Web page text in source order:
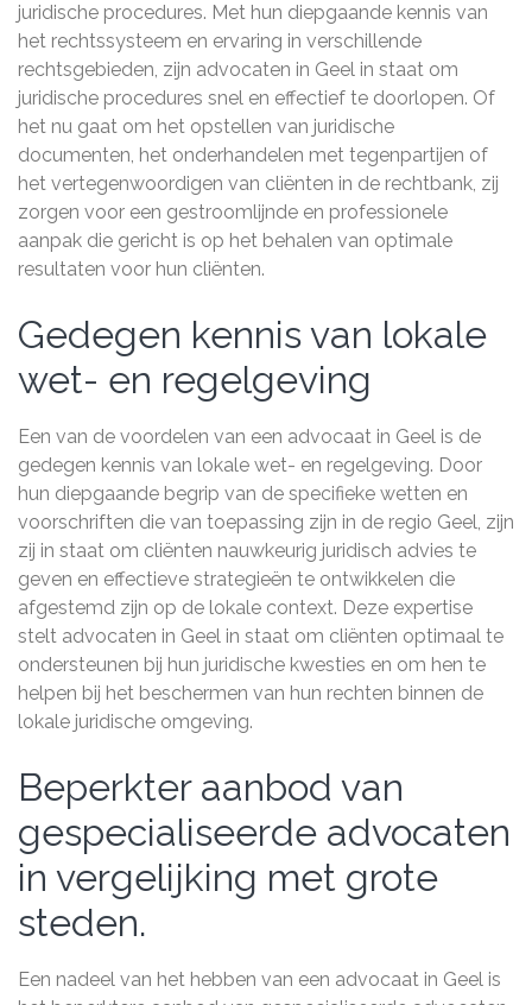
juridische procedures. Met hun diepgaande kennis van
het rechtssysteem en ervaring in verschillende
rechtsgebieden, zijn advocaten in Geel in staat om
juridische procedures snel en effectief te doorlopen. Of
het nu gaat om het opstellen van juridische
documenten, het onderhandelen met tegenpartijen of
het vertegenwoordigen van cliënten in de rechtbank, zij
zorgen voor een gestroomlijnde en professionele
aanpak die gericht is op het behalen van optimale
resultaten voor hun cliënten.
Gedegen kennis van lokale
wet- en regelgeving
Een van de voordelen van een advocaat in Geel is de
gedegen kennis van lokale wet- en regelgeving. Door
hun diepgaande begrip van de specifieke wetten en
voorschriften die van toepassing zijn in de regio Geel, zijn
zij in staat om cliënten nauwkeurig juridisch advies te
geven en effectieve strategieën te ontwikkelen die
afgestemd zijn op de lokale context. Deze expertise
stelt advocaten in Geel in staat om cliënten optimaal te
ondersteunen bij hun juridische kwesties en om hen te
helpen bij het beschermen van hun rechten binnen de
lokale juridische omgeving.
Beperkter aanbod van
gespecialiseerde advocaten
in vergelijking met grote
steden.
Een nadeel van het hebben van een advocaat in Geel is